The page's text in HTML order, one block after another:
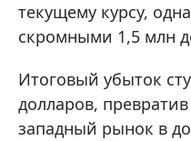
текущему курсу,
скромными 1,5 млн
Итоговый убыток
долларов,
западный рынок в